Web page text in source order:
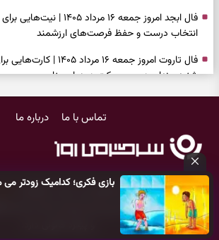
بازی فکری؛ کدامیک زودتر می
فال ابجد امروز جمعه ۱۶ مرداد
انتخاب درست و حفظ فرصت‌های ارزشمند
فال تاروت امروز جمعه ۱۶
شنیدن ندای درون و حرکت در زمان مناسب
دیدن ارزش مسیرهای آرام
وقتی همه راه‌ها بسته شد، این دعای گشایش را
آسان شدن فوری کارهای سخت
فال فرشتگان امروز جمعه ۱۶
نگه‌داشتن چیزهای ارزشمند
تماس با ما درباره ما
کلیه حقوق مادی و معنوی این سایت متعلق به
می‌باشد و هر گونه کپی‌برداری توسط دیگر سایت‌ها